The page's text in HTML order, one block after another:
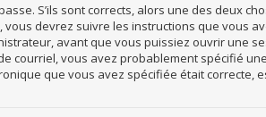
S’ils sont corrects, alors une des deux
devrez suivre les instructions que vous
avant que vous puissiez ouvrir une
courriel, vous avez probablement spécifié
que vous avez spécifiée était correcte,